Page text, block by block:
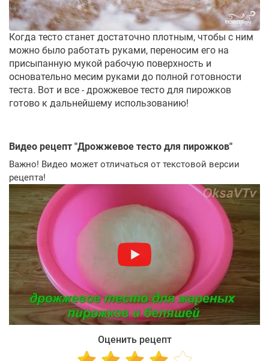
Когда тесто станет достаточно плотным, чтобы с ним
можно было работать руками, переносим его на
присыпанную мукой рабочую поверхность и
основательно месим руками до полной готовности
теста. Вот и все - дрожжевое тесто для пирожков
готово к дальнейшему использованию!
Видео рецепт "Дрожжевое тесто для пирожков"
Важно! Видео может отличаться от текстовой версии
рецепта!
Оценить рецепт